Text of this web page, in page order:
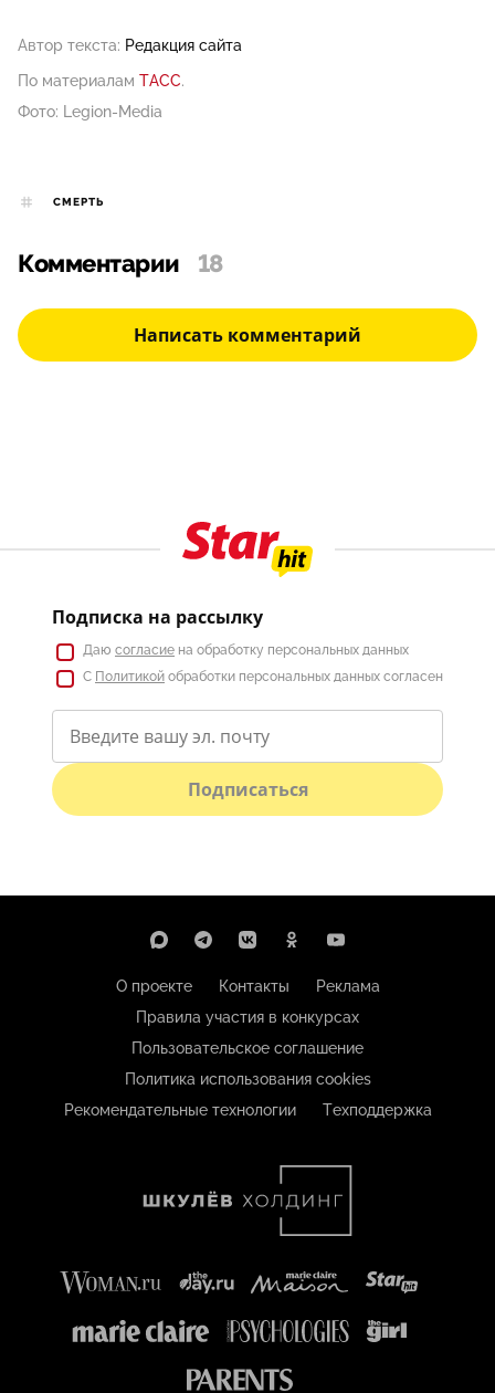
Автор текста: Редакция сайта
По материалам ТАСС.
Фото: Legion-Media
СМЕРТЬ
Комментарии 18
Написать комментарий
Подписка на рассылку
Даю согласие на обработку персональных данных
С Политикой обработки персональных данных согласен
Подписаться
О проекте Контакты
Реклама
Правила участия в конкурсах
Пользовательское соглашение
Политика использования cookies
Рекомендательные технологии
Техподдержка